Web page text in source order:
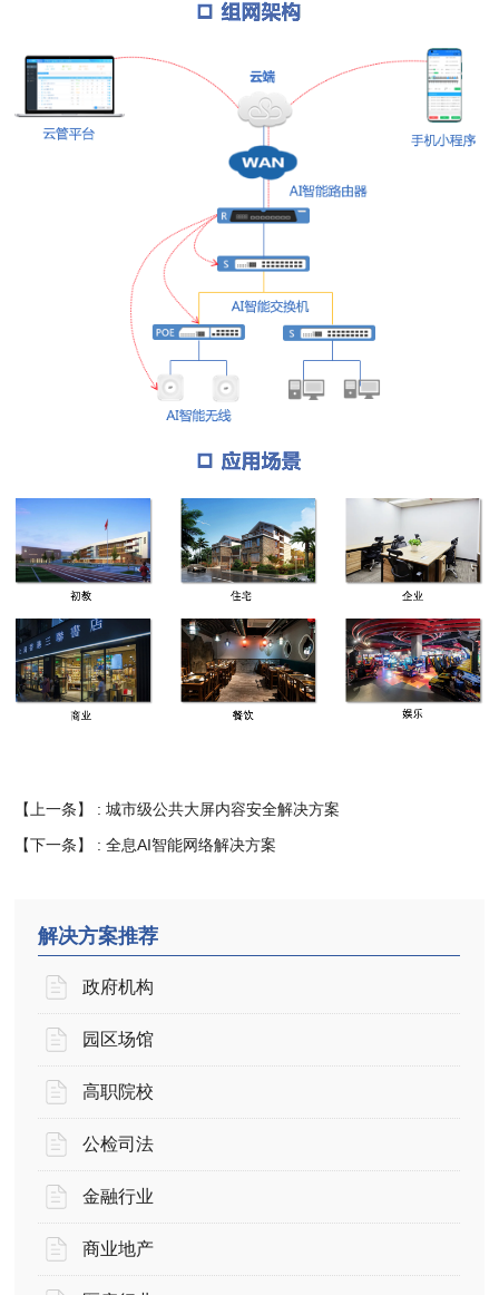
【上一条】 :城市级公共大屏内容安全解决方案
【下一条】 :全息AI智能网络解决方案
解决方案推荐
政府机构
园区场馆
高职院校
公检司法
金融行业
商业地产